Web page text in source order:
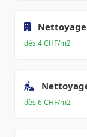
dès 4 CHF/m2
dès 6 CHF/m2